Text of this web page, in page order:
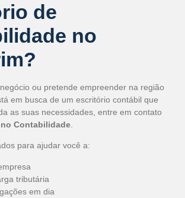
de
no
ou pretende empreender na região
em busca de um escritório contábil que
as suas necessidades, entre em contato
Contabilidade.
para ajudar você a:
tributária
em dia